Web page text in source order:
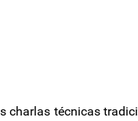
charlas técnicas